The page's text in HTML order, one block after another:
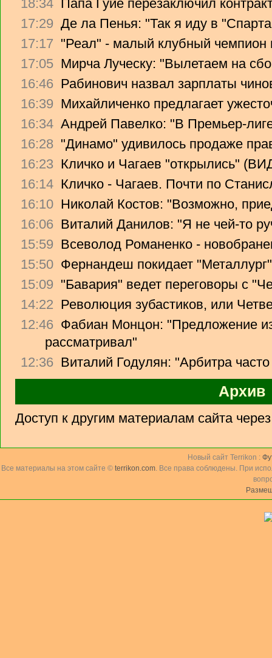
18:34 Папа Гуйе перезаключил
17:29 Де ла Пенья: "Так я иду в
17:17 "Реал" - малый клубный чемпион
17:05 Мирча Луческу: "Вылетаем на
16:46 Рабинович назвал зарплаты
16:39 Михайличенко предлагает
16:34 Андрей Павелко: "В Премьер-
16:28 "Динамо" удивилось продаже
16:23 Кличко и Чагаев "открылись"
16:14 Кличко - Чагаев. Почти по
16:10 Николай Костов: "Возможно,
16:06 Виталий Данилов: "Я не чей-то
15:59 Всеволод Романенко -
15:50 Фернандеш покидает "Металлург"
15:09 "Бавария" ведет переговоры с
14:22 Революция зубастиков, или
12:46 Фабиан Монцон: "Предложение
рассматривал"
12:36 Виталий Годулян: "Арбитра
Архив
Доступ к другим материалам сайта
Новый сайт Terrikon :
Все материалы на этом сайте © terrikon.com. Все права соблюдены. При